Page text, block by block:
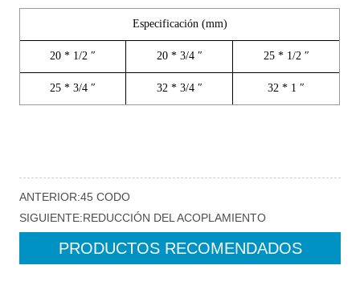
ANTERIOR:45 CODO
SIGUIENTE:REDUCCIÓN DEL ACOPLAMIENTO
PRODUCTOS RECOMENDADOS